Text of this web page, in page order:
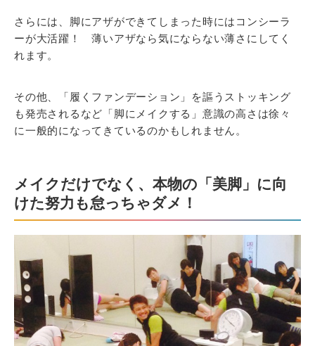
さらには、脚にアザができてしまった時にはコンシーラ
ーが大活躍！ 薄いアザなら気にならない薄さにしてく
れます。
その他、「履くファンデーション」を謳うストッキング
も発売されるなど「脚にメイクする」意識の高さは徐々
に一般的になってきているのかもしれません。
メイクだけでなく、本物の「美脚」に向
けた努力も怠っちゃダメ！